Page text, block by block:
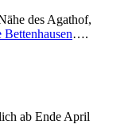
des Agathof,
….
ab Ende April